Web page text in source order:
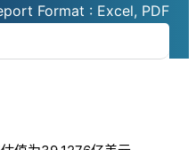
Format : Excel, PDF